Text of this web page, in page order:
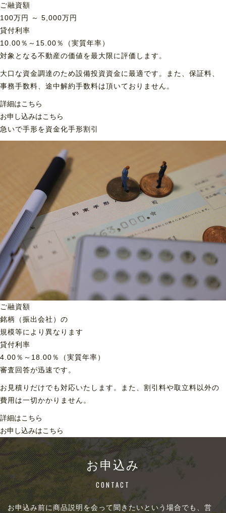
ご融資額
100万円 ～ 5,000万円
貸付利率
10.00％～15.00％（実質年率）
対象となる不動産の価値を最大限に評価します。
大口な資金調達のため設備投資資金に最適です。また、保証料、
事務手数料、途中解約手数料は頂いておりません。
詳細はこちら
お申し込みはこちら
急いで手形を資金化手形割引
ご融資額
銘柄（振出会社）の
規模等により異なります
貸付利率
4.00％～18.00％（実質年率）
審査回答が迅速です。
お見積りだけでも対応いたします。また、割引料や取立料以外の
費用は一切かかりません。
詳細はこちら
お申し込みはこちら
お申込み
CONTACT
お申込み前に商品説明を会って聞きたいという場合でも、営